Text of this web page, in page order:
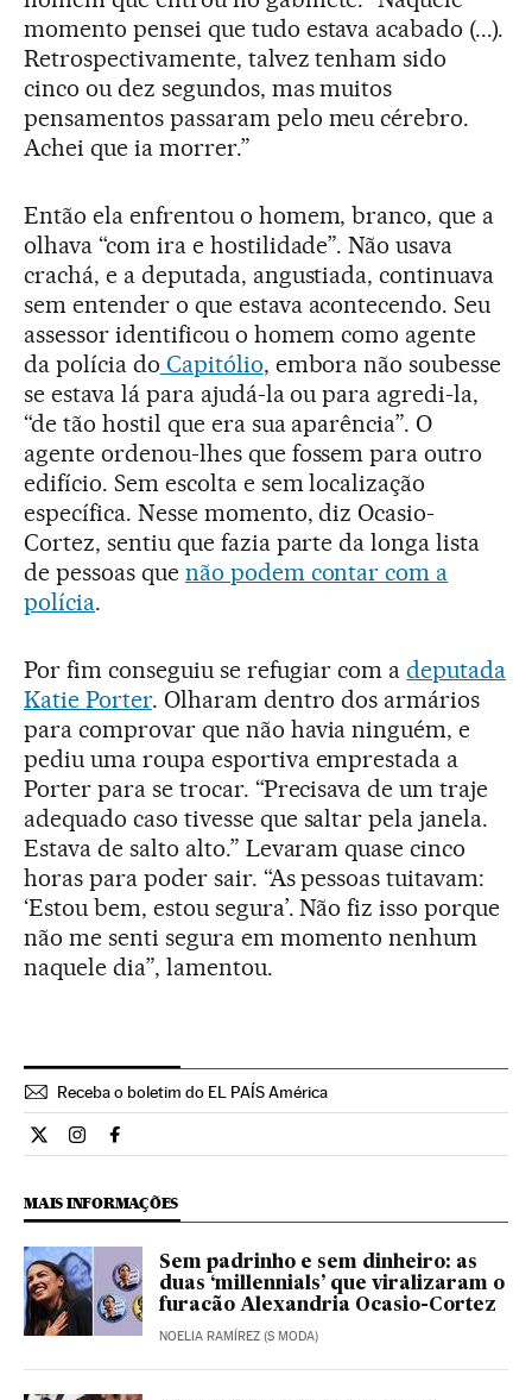
momento pensei que tudo estava acabado (...).
Retrospectivamente, talvez tenham sido
cinco ou dez segundos, mas muitos
pensamentos passaram pelo meu cérebro.
Achei que ia morrer.”
Então ela enfrentou o homem, branco, que a
olhava “com ira e hostilidade”. Não usava
crachá, e a deputada, angustiada, continuava
sem entender o que estava acontecendo. Seu
assessor identificou o homem como agente
da polícia do Capitólio, embora não soubesse
se estava lá para ajudá-la ou para agredi-la,
“de tão hostil que era sua aparência”. O
agente ordenou-lhes que fossem para outro
edifício. Sem escolta e sem localização
específica. Nesse momento, diz Ocasio-
Cortez, sentiu que fazia parte da longa lista
de pessoas que não podem contar com a
polícia.
Por fim conseguiu se refugiar com adeputada
Katie Porter. Olharam dentro dos armários
para comprovar que não havia ninguém, e
pediu uma roupa esportiva emprestada a
Porter para se trocar. “Precisava de um traje
adequado caso tivesse que saltar pela janela.
Estava de salto alto.” Levaram quase cinco
horas para poder sair. “As pessoas tuitavam:
‘Estou bem, estou segura’. Não fiz isso porque
não me senti segura em momento nenhum
naquele dia”, lamentou.
Receba o boletim do EL PAÍS América
Internacional El País Brasil en Twitter
Internacional El País Brasil en Instagram
Internacional El País Brasil en Facebook
MAIS INFORMAÇÕES
Sem padrinho e sem dinheiro: as
duas ‘millennials’ que viralizaram o
furacão Alexandria Ocasio-Cortez
NOELIA RAMÍREZ (S MODA)